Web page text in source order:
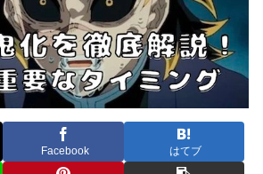
Facebook はてブ